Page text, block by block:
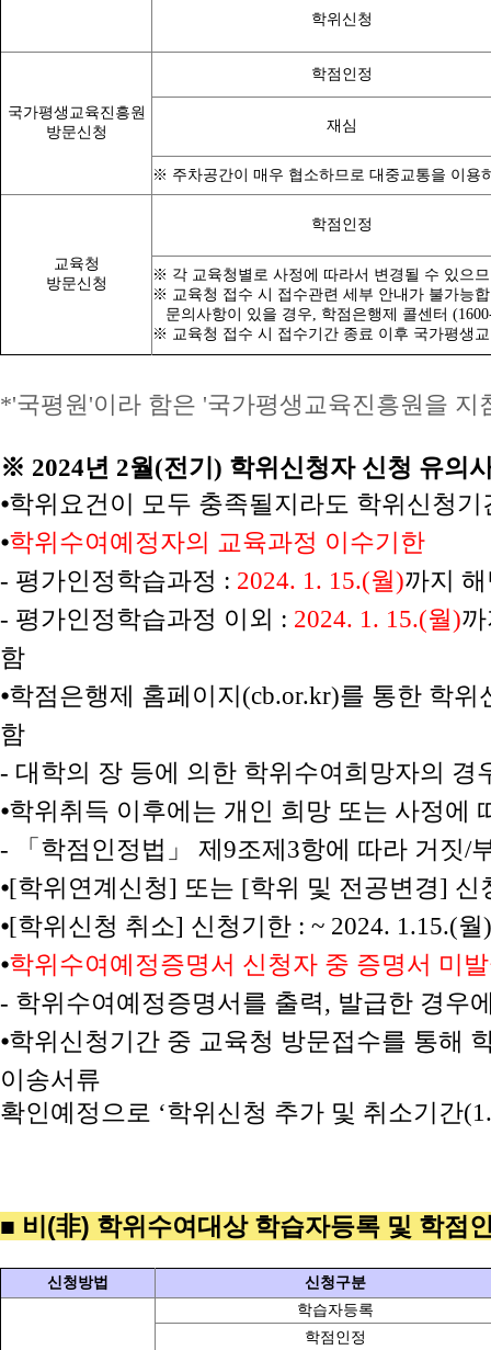
학위신청
국가평생교육진흥원
방문신청
학점인정
재심
※ 주차공간이 매우 협소하므로 대중교통을 이용
교육청
방문신청
학점인정
※ 각 교육청별로 사정에 따라서 변경될 수 있으
※ 교육청 접수 시 접수관련 세부 안내가 불가능
문의사항이 있을 경우, 학점은행제
콜센터
※ 교육청 접수 시 접수기간 종료 이후 국가평생
*'국평원'이라 함은 '국가평생교육진흥원을 지
※ 2024년 2월(전기) 학위신청자 신청 유의
⦁학위요건이 모두 충족될지라도 학위신청
⦁학위수여예정자의 교육과정 이수기한
- 평가인정학습과정 : 2024. 1. 15.(월)까지
- 평가인정학습과정 이외 : 2024. 1. 15.(월)
함
⦁학점은행제 홈페이지 (cb.or.kr)를 통한 학위
함
- 대학의 장 등에 의한 학위수여희망자의 경
⦁학위취득 이후에는 개인 희망 또는 사정에
-
「학점인정법」 제 9조제 3항에 따라 거짓/
⦁[학위연계신청] 또는 [학위 및 전공변경] 신
⦁[학위신청 취소] 신청기한 : ~ 2024. 1.15.(월
⦁학위수여예정증명서 신청자 중 증명서 미
- 학위수여예정증명서를 출력, 발급한 경우
⦁학위신청기간 중 교육청 방문접수를 통해
이송서류
확인예정으로 ‘학위신청 추가 및 취소기간
■ 비(非) 학위수여대상 학습자등록 및 학점
신청방법 신청구분
학습자등록
학점인정